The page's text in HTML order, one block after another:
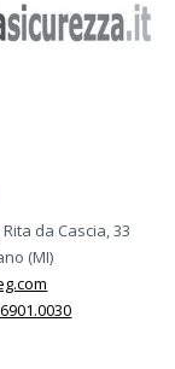
da Cascia, 33
(MI)